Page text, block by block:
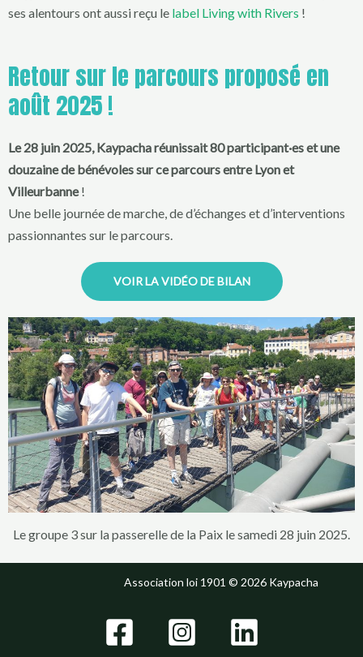
ses alentours ont aussi reçu le label Living with Rivers !
Retour sur le parcours proposé en
août 2025 !
Le 28 juin 2025, Kaypacha réunissait 80 participant·es et une
douzaine de bénévoles sur ce parcours entre Lyon et
Villeurbanne!
Une belle journée de marche, de d’échanges et d’interventions
passionnantes sur le parcours.
VOIR LA VIDÉO DE BILAN
Le groupe 3 sur la passerelle de la Paix le samedi 28 juin 2025.
Association loi 1901 © 2026 Kaypacha